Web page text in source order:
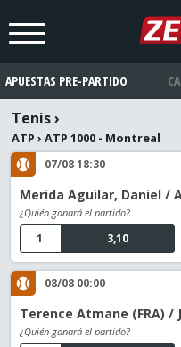
APUESTAS PRE-PARTIDO
Tenis›
ATP › ATP 1000 - Montreal
07/08 18:30
Merida Aguilar, Daniel /
¿Quién ganará el partido?
3,10
1
08/08 00:00
Terence Atmane (FRA) /
¿Quién ganará el partido?